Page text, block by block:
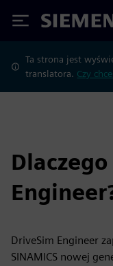
Siemens
Ta strona jest
translatora. Czy
DriveSim Engineer
SINAMICS nowej